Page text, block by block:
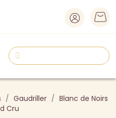
Gaudriller
Blanc de Noirs
Cru